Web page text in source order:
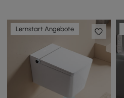
Lernstart Angebote